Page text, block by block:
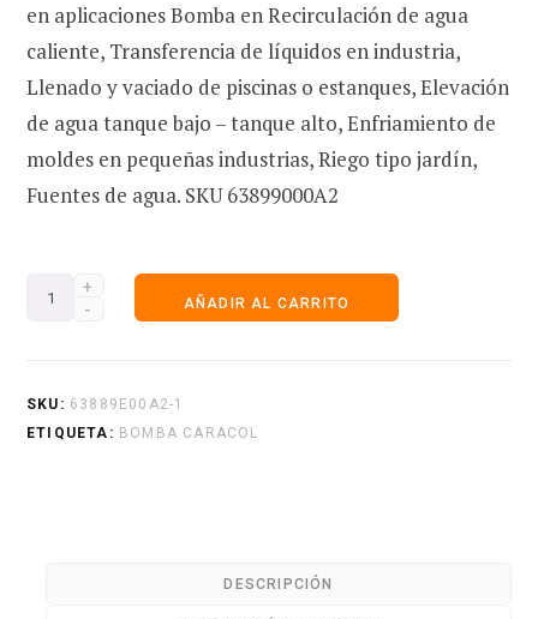
m
en aplicaciones Bomba en Recirculación de agua
caliente, Transferencia de líquidos en industria,
Llenado y vaciado de piscinas o estanques, Elevación
de agua tanque bajo – tanque alto, Enfriamiento de
moldes en pequeñas industrias, Riego tipo jardín,
Fuentes de agua. SKU 63899000A2
Electrobomba
ABA-
2MW
AÑADIR AL CARRITO
SKU: 63889E00A2-1
ETIQUETA: BOMBA CARACOL
DESCRIPCIÓN